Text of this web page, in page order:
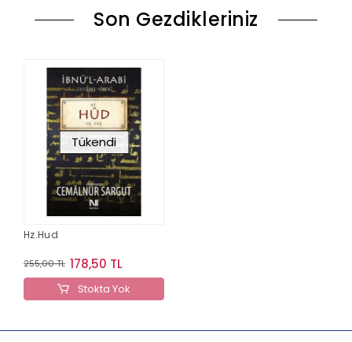
Son Gezdikleriniz
Tükendi
Hz.Hud
255,00 TL 178,50 TL
Stokta Yok